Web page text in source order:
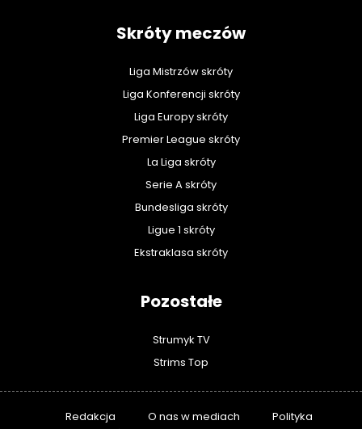
Skróty meczów
Liga Mistrzów skróty
Liga Konferencji skróty
Liga Europy skróty
Premier League skróty
La Liga skróty
Serie A skróty
Bundesliga skróty
Ligue 1 skróty
Ekstraklasa skróty
Pozostałe
Strumyk TV
Strims Top
Redakcja O nas w mediach
Polityka